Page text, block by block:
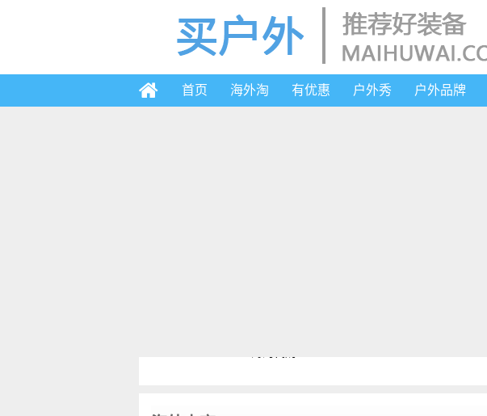
首页 海外淘 有优惠 户外秀 户外品牌